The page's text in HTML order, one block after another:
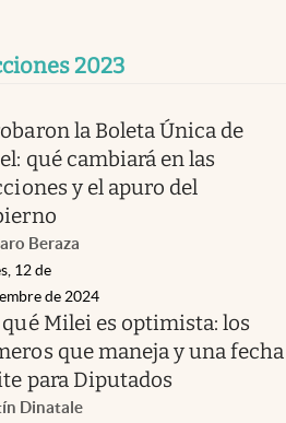
2023
la Boleta Única de
qué cambiará en las
y el apuro del
Beraza
12 de
de 2024
qué Milei es optimista: los
que maneja y una fecha
para Diputados
Dinatale